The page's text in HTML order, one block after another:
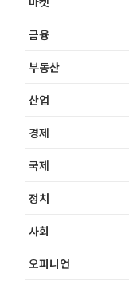
금융
부동산
산업
경제
국제
정치
사회
오피니언